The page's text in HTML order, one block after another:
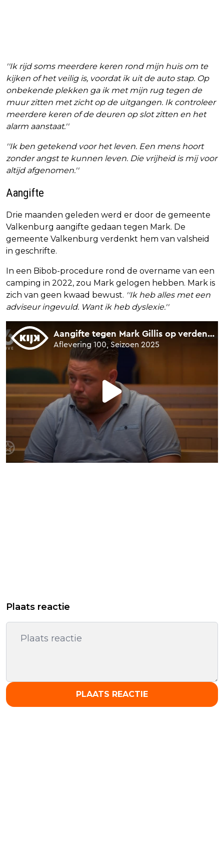
''Ik rijd soms meerdere keren rond mijn huis om te
kijken of het veilig is, voordat ik uit de auto stap. Op
onbekende plekken ga ik met mijn rug tegen de
muur zitten met zicht op de uitgangen. Ik controleer
meerdere keren of de deuren op slot zitten en het
alarm aanstaat.''
''Ik ben getekend voor het leven. Een mens hoort
zonder angst te kunnen leven. Die vrijheid is mij voor
altijd afgenomen.''
Aangifte
Drie maanden geleden werd er door de gemeente
Valkenburg aangifte gedaan tegen Mark. De
gemeente Valkenburg verdenkt hem van valsheid
in geschrifte.
In een Bibob-procedure rond de overname van een
camping in 2022, zou Mark gelogen hebben. Mark is
zich van geen kwaad bewust. ''Ik heb alles met een
adviseur ingevuld. Want ik heb dyslexie.''
Plaats reactie
PLAATS REACTIE